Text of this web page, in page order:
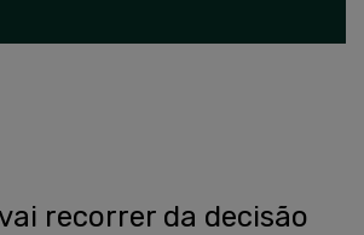
recorrer da decisão